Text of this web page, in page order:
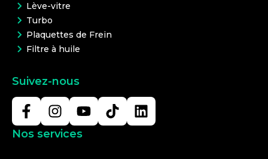
Lève-vitre
Turbo
Plaquettes de Frein
Filtre à huile
Suivez-nous
Nos services